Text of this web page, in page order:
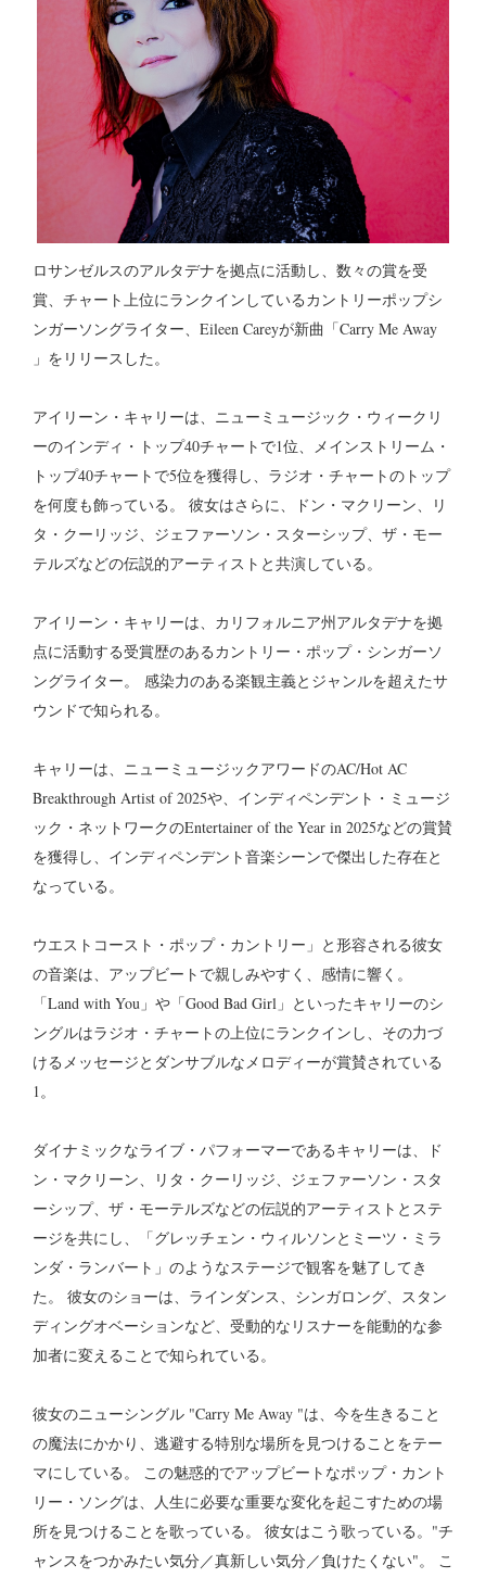
ロサンゼルスのアルタデナを拠点に活動し、数々の賞を受
賞、チャート上位にランクインしているカントリーポップシ
ンガーソングライター、Eileen Careyが新曲「Carry Me Away
」をリリースした。
アイリーン・キャリーは、ニューミュージック・ウィークリ
ーのインディ・トップ40チャートで1位、メインストリーム・
トップ40チャートで5位を獲得し、ラジオ・チャートのトップ
を何度も飾っている。 彼女はさらに、ドン・マクリーン、リ
タ・クーリッジ、ジェファーソン・スターシップ、ザ・モー
テルズなどの伝説的アーティストと共演している。
アイリーン・キャリーは、カリフォルニア州アルタデナを拠
点に活動する受賞歴のあるカントリー・ポップ・シンガーソ
ングライター。 感染力のある楽観主義とジャンルを超えたサ
ウンドで知られる。
キャリーは、ニューミュージックアワードのAC/Hot AC
Breakthrough Artist of 2025や、インディペンデント・ミュージ
ック・ネットワークのEntertainer of the Year in 2025などの賞賛
を獲得し、インディペンデント音楽シーンで傑出した存在と
なっている。
ウエストコースト・ポップ・カントリー」と形容される彼女
の音楽は、アップビートで親しみやすく、感情に響く。
「Land with You」や「Good Bad Girl」といったキャリーのシ
ングルはラジオ・チャートの上位にランクインし、その力づ
けるメッセージとダンサブルなメロディーが賞賛されている
1。
ダイナミックなライブ・パフォーマーであるキャリーは、ド
ン・マクリーン、リタ・クーリッジ、ジェファーソン・スタ
ーシップ、ザ・モーテルズなどの伝説的アーティストとステ
ージを共にし、「グレッチェン・ウィルソンとミーツ・ミラ
ンダ・ランバート」のようなステージで観客を魅了してき
た。 彼女のショーは、ラインダンス、シンガロング、スタン
ディングオベーションなど、受動的なリスナーを能動的な参
加者に変えることで知られている。
彼女のニューシングル "Carry Me Away "は、今を生きること
の魔法にかかり、逃避する特別な場所を見つけることをテー
マにしている。 この魅惑的でアップビートなポップ・カント
リー・ソングは、人生に必要な重要な変化を起こすための場
所を見つけることを歌っている。 彼女はこう歌っている。"チ
ャンスをつかみたい気分／真新しい気分／負けたくない"。 こ